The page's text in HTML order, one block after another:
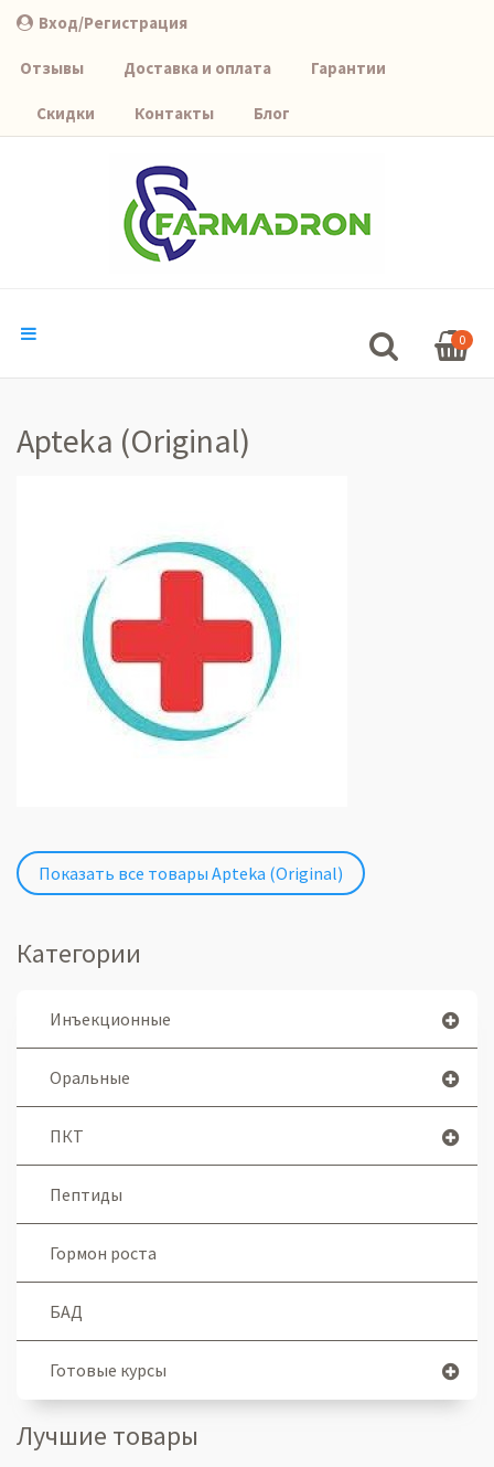
Вход/Регистрация
Отзывы Доставка и оплата Гарантии
Скидки Контакты Блог
0
Apteka (Original)
Показать все товары Apteka (Original)
Категории
Инъекционные
Оральные
ПКТ
Пептиды
Гормон роста
БАД
Готовые курсы
Лучшие товары